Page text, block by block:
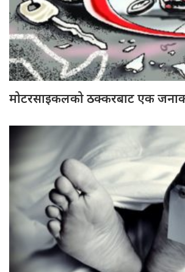
मोटरसाइकलको ठक्करबाट एक